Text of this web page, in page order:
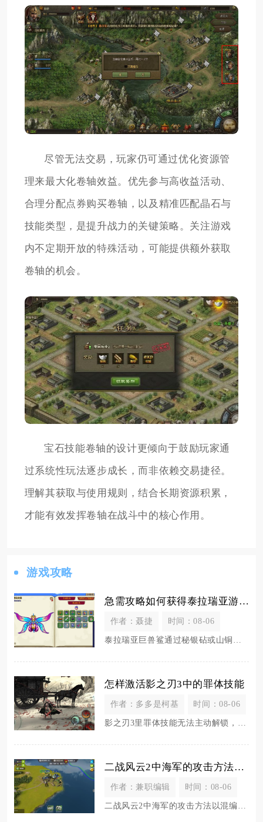
尽管无法交易，玩家仍可通过优化资源管
理来最大化卷轴效益。优先参与高收益活动、
合理分配点券购买卷轴，以及精准匹配晶石与
技能类型，是提升战力的关键策略。关注游戏
内不定期开放的特殊活动，可能提供额外获取
卷轴的机会。
宝石技能卷轴的设计更倾向于鼓励玩家通
过系统性玩法逐步成长，而非依赖交易捷径。
理解其获取与使用规则，结合长期资源积累，
才能有效发挥卷轴在战斗中的核心作用。
游戏攻略
急需攻略如何获得泰拉瑞亚游戏的巨兽鲨
作者：聂捷 时间：08-06
泰拉瑞亚巨兽鲨通过秘银砧或山铜砧合成，合成材料包含迷你鲨1把、非法枪械部件1件、鲨鱼鳍5片
怎样激活影之刃3中的罪体技能
作者：多多是柯基 时间：08-06
影之刃3里罪体技能无法主动解锁，需要穿戴经过净化处理的罪业装备，装备自带的罪体专属能力便会
二战风云2中海军的攻击方法是什么
作者：兼职编辑 时间：08-06
二战风云2中海军的攻击方法以混编舰队协同作战为核心，结合舰种特性、战术走位、技能释放与海空